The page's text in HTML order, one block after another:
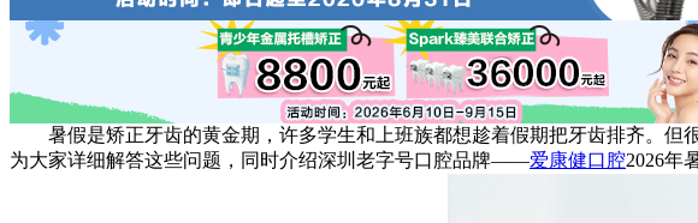
暑假是矫正牙齿的黄金期，许多学生和上班族都想趁着假期把牙齿排齐。但
为大家详细解答这些问题，同时介绍深圳老字号口腔品牌——爱康健口腔2026年